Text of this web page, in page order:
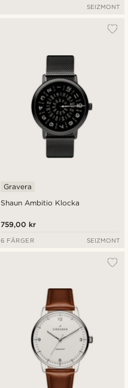
SEIZMONT
Shaun Ambitio Klocka
Gravera
759,00 kr
6 FÄRGER SEIZMONT